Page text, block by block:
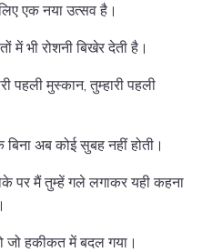
एक नया उत्सव है।
में भी रोशनी बिखेर देती है।
पहली मुस्कान, तुम्हारी पहली
अब कोई सुबह नहीं होती।
पर मैं तुम्हें गले लगाकर यही कहना
जो हकीकत में बदल गया।